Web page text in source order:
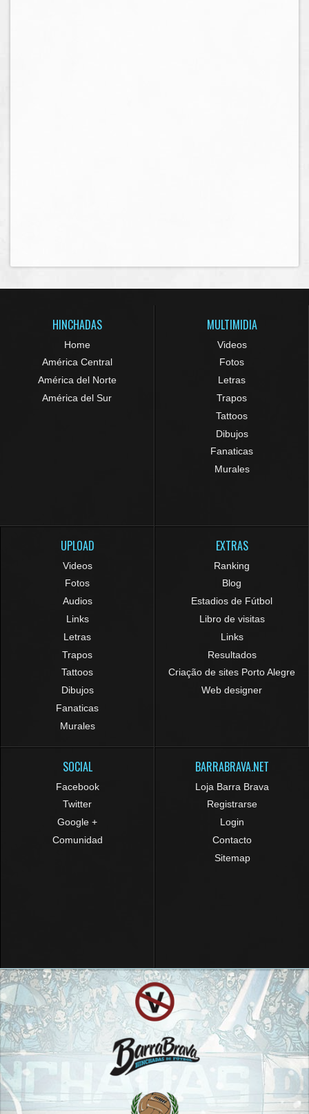
HINCHADAS
Home
América Central
América del Norte
América del Sur
MULTIMIDIA
Videos
Fotos
Letras
Trapos
Tattoos
Dibujos
Fanaticas
Murales
UPLOAD
Videos
Fotos
Audios
Links
Letras
Trapos
Tattoos
Dibujos
Fanaticas
Murales
EXTRAS
Ranking
Blog
Estadios de Fútbol
Libro de visitas
Links
Resultados
Criação de sites Porto Alegre
Web designer
SOCIAL
Facebook
Twitter
Google +
Comunidad
BARRABRAVA.NET
Loja Barra Brava
Registrarse
Login
Contacto
Sitemap